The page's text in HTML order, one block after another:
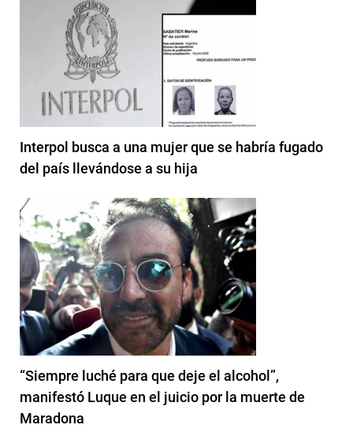
Interpol busca a una mujer que se habría fugado
del país llevándose a su hija
“Siempre luché para que deje el alcohol”,
manifestó Luque en el juicio por la muerte de
Maradona